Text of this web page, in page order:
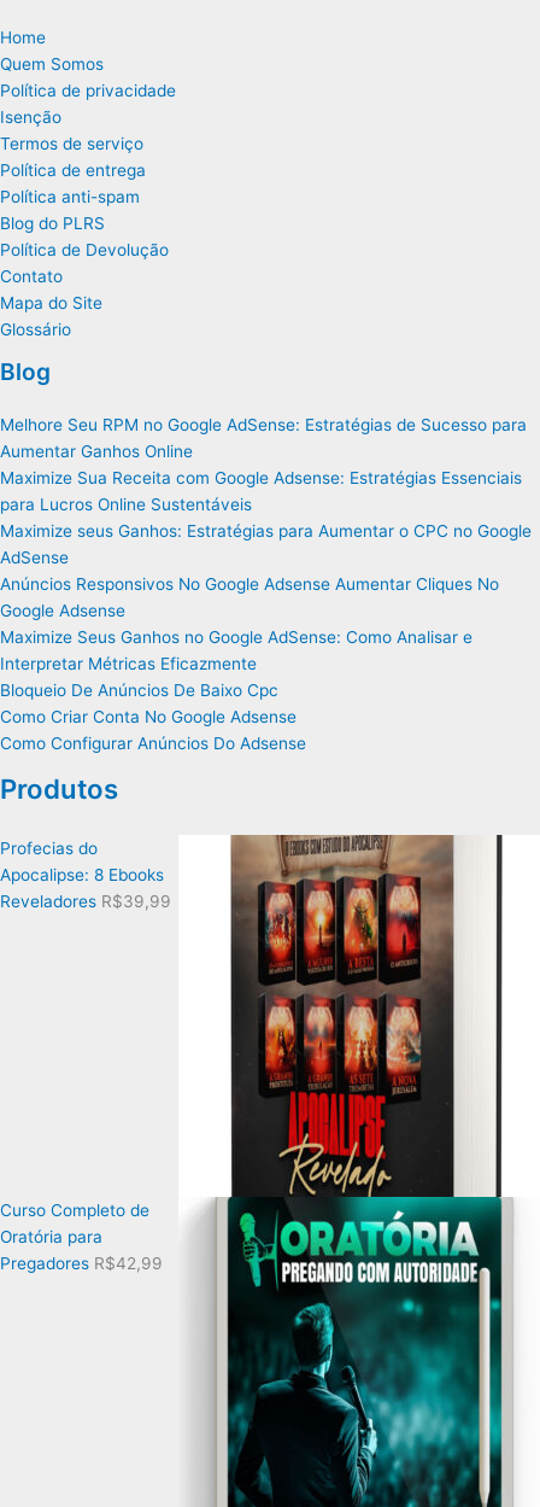
Home
Quem Somos
Política de privacidade
Isenção
Termos de serviço
Política de entrega
Política anti-spam
Blog do PLRS
Política de Devolução
Contato
Mapa do Site
Glossário
Blog
Melhore Seu RPM no Google AdSense: Estratégias de Sucesso para
Aumentar Ganhos Online
Maximize Sua Receita com Google Adsense: Estratégias Essenciais
para Lucros Online Sustentáveis
Maximize seus Ganhos: Estratégias para Aumentar o CPC no Google
AdSense
Anúncios Responsivos No Google Adsense Aumentar Cliques No
Google Adsense
Maximize Seus Ganhos no Google AdSense: Como Analisar e
Interpretar Métricas Eficazmente
Bloqueio De Anúncios De Baixo Cpc
Como Criar Conta No Google Adsense
Como Configurar Anúncios Do Adsense
Produtos
Profecias do
Apocalipse: 8 Ebooks
Reveladores R$39,99
Curso Completo de
Oratória para
Pregadores R$42,99